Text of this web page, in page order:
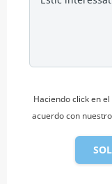
Haciendo click en el
acuerdo con